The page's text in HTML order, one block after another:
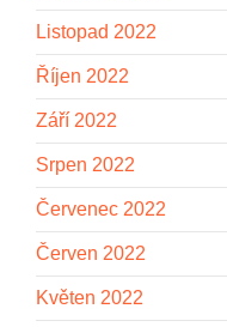
Listopad 2022
Říjen 2022
Září 2022
Srpen 2022
Červenec 2022
Červen 2022
Květen 2022